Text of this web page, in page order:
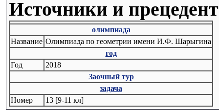
Источники и
олимпиада
Название Олимпиада по геометрии имени И.Ф. Шарыгина
год
Год
2018
Заочный тур
задача
Номер
13 [9-11 кл]